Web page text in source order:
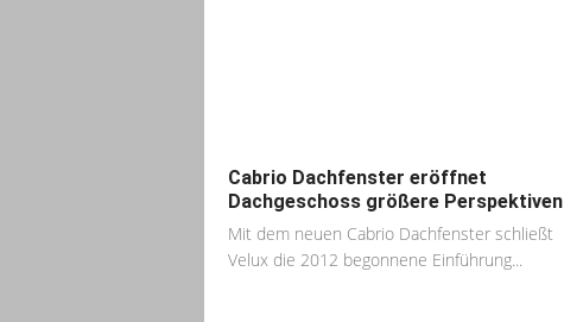
Cabrio Dachfenster eröffnet
Dachgeschoss größere Perspektiven
Mit dem neuen Cabrio Dachfenster schließt
Velux die 2012 begonnene Einführung...